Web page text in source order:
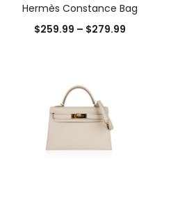
Hermès Constance Bag
$259.99 – $279.99